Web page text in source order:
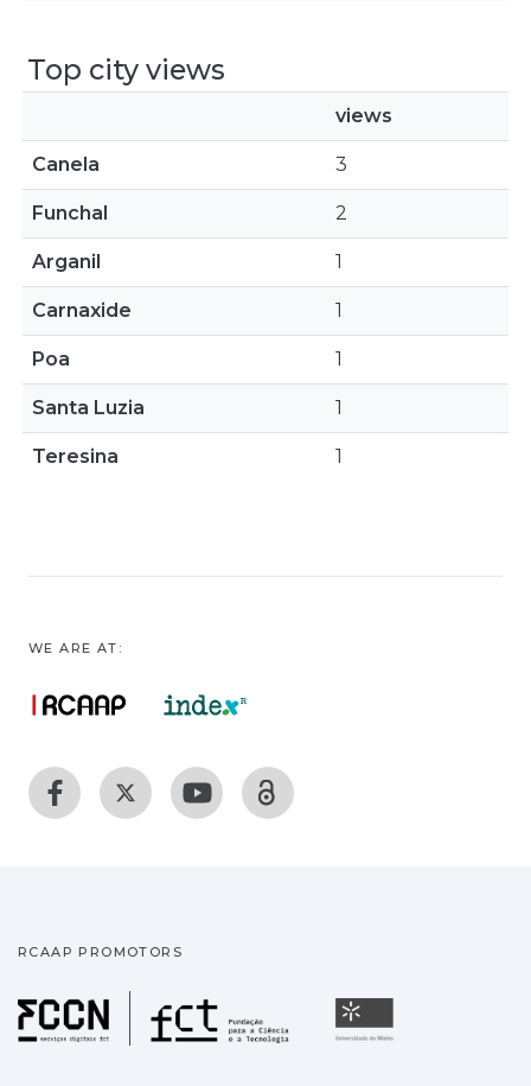
Top city views
views
Canela 3
Funchal 2
Arganil 1
Carnaxide 1
Poa 1
Santa Luzia 1
Teresina 1
WE ARE AT:
RCAAP PROMOTORS
Fundação para a